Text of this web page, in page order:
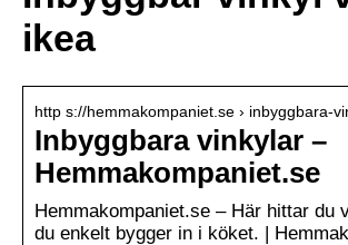
ikea
http s://hemmakompaniet.se › inbyggbara-
Inbyggbara vinkylar –
Hemmakompaniet.se
Hemmakompaniet.se – Här hittar du
du enkelt bygger in i köket. |